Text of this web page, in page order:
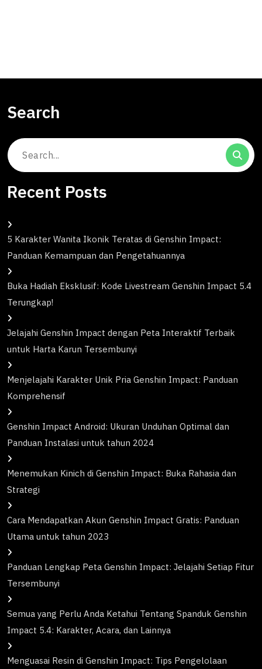
Search
Search
Recent Posts
5 Karakter Wanita Ikonik Teratas di Genshin Impact:
Panduan Kemampuan dan Pengetahuannya
Buka Hadiah Eksklusif: Kode Livestream Genshin Impact 5.4
Terungkap!
Jelajahi Genshin Impact dengan Peta Interaktif Terbaik
untuk Harta Karun Tersembunyi
Menjelajahi Karakter Unik Pria Genshin Impact: Panduan
Komprehensif
Genshin Impact Android: Ukuran Unduhan Optimal dan
Panduan Instalasi untuk tahun 2024
Menemukan Kinich di Genshin Impact: Buka Rahasia dan
Strategi
Cara Mendapatkan Akun Genshin Impact Gratis: Panduan
Utama untuk tahun 2023
Panduan Lengkap Peta Genshin Impact: Jelajahi Setiap Fitur
Tersembunyi
Semua yang Perlu Anda Ketahui Tentang Spanduk Genshin
Impact 5.4: Karakter, Acara, dan Lainnya
Menguasai Resin di Genshin Impact: Tips Pengelolaan